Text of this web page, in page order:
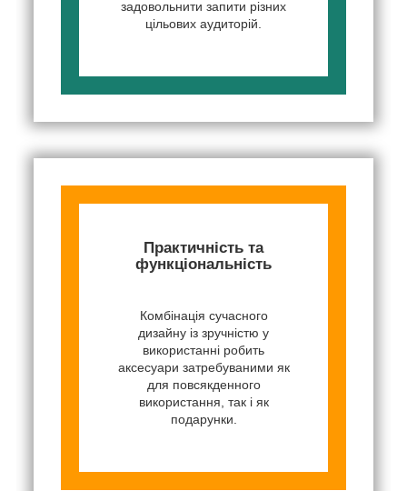
задовольнити запити різних
цільових аудиторій.
Практичність та
функціональність
Комбінація сучасного
дизайну із зручністю у
використанні робить
аксесуари затребуваними як
для повсякденного
використання, так і як
подарунки.